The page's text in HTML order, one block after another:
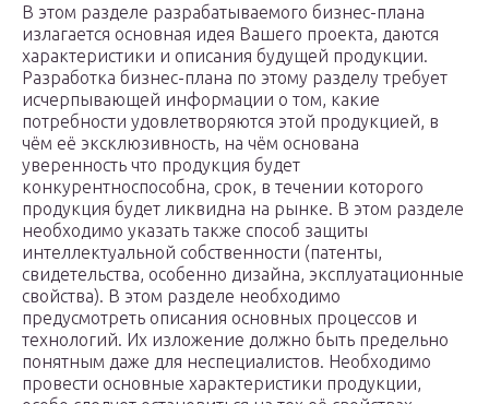
В этом разделе разрабатываемого бизнес-плана
излагается основная идея Вашего проекта, даются
характеристики и описания будущей продукции.
Разработка бизнес-плана по этому разделу требует
исчерпывающей информации о том, какие
потребности удовлетворяются этой продукцией, в
чём её эксклюзивность, на чём основана
уверенность что продукция будет
конкурентноспособна, срок, в течении которого
продукция будет ликвидна на рынке. В этом разделе
необходимо указать также способ защиты
интеллектуальной собственности (патенты,
свидетельства, особенно дизайна, эксплуатационные
свойства). В этом разделе необходимо
предусмотреть описания основных процессов и
технологий. Их изложение должно быть предельно
понятным даже для неспециалистов. Необходимо
провести основные характеристики продукции,